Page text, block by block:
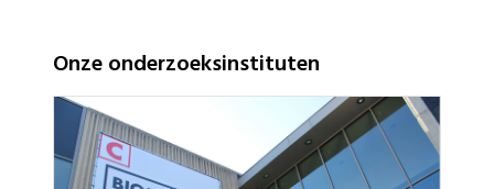
Onze onderzoeksinstituten